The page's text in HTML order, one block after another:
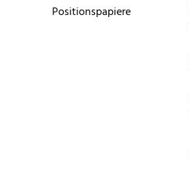
Positionspapiere